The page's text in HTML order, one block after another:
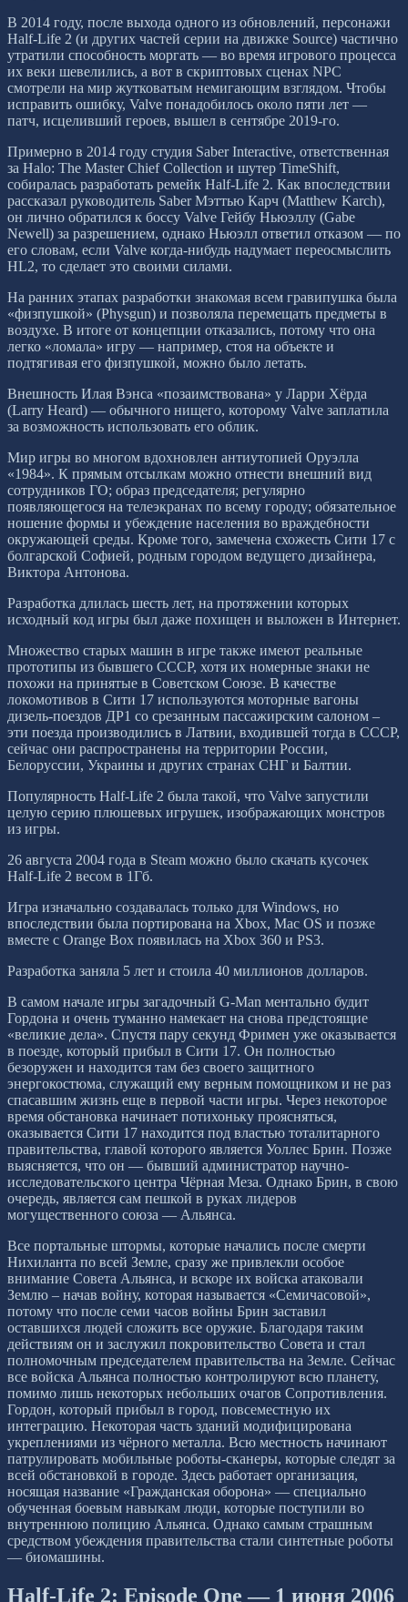
В 2014 году, после выхода одного из обновлений, персонажи
Half-Life 2 (и других частей серии на движке Source) частично
утратили способность моргать — во время игрового процесса
их веки шевелились, а вот в скриптовых сценах NPC
смотрели на мир жутковатым немигающим взглядом. Чтобы
исправить ошибку, Valve понадобилось около пяти лет —
патч, исцеливший героев, вышел в сентябре 2019-го.
Примерно в 2014 году студия Saber Interactive, ответственная
за Halo: The Master Chief Collection и шутер TimeShift,
собиралась разработать ремейк Half-Life 2. Как впоследствии
рассказал руководитель Saber Мэттью Карч (Matthew Karch),
он лично обратился к боссу Valve Гейбу Ньюэллу (Gabe
Newell) за разрешением, однако Ньюэлл ответил отказом — по
его словам, если Valve когда-нибудь надумает переосмыслить
HL2, то сделает это своими силами.
На ранних этапах разработки знакомая всем гравипушка была
«физпушкой» (Physgun) и позволяла перемещать предметы в
воздухе. В итоге от концепции отказались, потому что она
легко «ломала» игру — например, стоя на объекте и
подтягивая его физпушкой, можно было летать.
Внешность Илая Вэнса «позаимствована» у Ларри Хёрда
(Larry Heard) — обычного нищего, которому Valve заплатила
за возможность использовать его облик.
Мир игры во многом вдохновлен антиутопией Оруэлла
«1984». К прямым отсылкам можно отнести внешний вид
сотрудников ГО; образ председателя; регулярно
появляющегося на телеэкранах по всему городу; обязательное
ношение формы и убеждение населения во враждебности
окружающей среды. Кроме того, замечена схожесть Сити 17 с
болгарской Софией, родным городом ведущего дизайнера,
Виктора Антонова.
Разработка длилась шесть лет, на протяжении которых
исходный код игры был даже похищен и выложен в Интернет.
Множество старых машин в игре также имеют реальные
прототипы из бывшего СССР, хотя их номерные знаки не
похожи на принятые в Советском Союзе. В качестве
локомотивов в Сити 17 используются моторные вагоны
дизель-поездов ДР1 со срезанным пассажирским салоном –
эти поезда производились в Латвии, входившей тогда в СССР,
сейчас они распространены на территории России,
Белоруссии, Украины и других странах СНГ и Балтии.
Популярность Half-Life 2 была такой, что Valve запустили
целую серию плюшевых игрушек, изображающих монстров
из игры.
26 августа 2004 года в Steam можно было скачать кусочек
Half-Life 2 весом в 1Гб.
Игра изначально создавалась только для Windows, но
впоследствии была портирована на Xbox, Mac OS и позже
вместе с Orange Box появилась на Xbox 360 и PS3.
Разработка заняла 5 лет и стоила 40 миллионов долларов.
В самом начале игры загадочный G-Man ментально будит
Гордона и очень туманно намекает на снова предстоящие
«великие дела». Спустя пару секунд Фримен уже оказывается
в поезде, который прибыл в Сити 17. Он полностью
безоружен и находится там без своего защитного
энергокостюма, служащий ему верным помощником и не раз
спасавшим жизнь еще в первой части игры. Через некоторое
время обстановка начинает потихоньку проясняться,
оказывается Сити 17 находится под властью тоталитарного
правительства, главой которого является Уоллес Брин. Позже
выясняется, что он — бывший администратор научно-
исследовательского центра Чёрная Меза. Однако Брин, в свою
очередь, является сам пешкой в руках лидеров
могущественного союза — Альянса.
Все портальные штормы, которые начались после смерти
Нихиланта по всей Земле, сразу же привлекли особое
внимание Совета Альянса, и вскоре их войска атаковали
Землю – начав войну, которая называется «Семичасовой»,
потому что после семи часов войны Брин заставил
оставшихся людей сложить все оружие. Благодаря таким
действиям он и заслужил покровительство Совета и стал
полномочным председателем правительства на Земле. Сейчас
все войска Альянса полностью контролируют всю планету,
помимо лишь некоторых небольших очагов Сопротивления.
Гордон, который прибыл в город, повсеместную их
интеграцию. Некоторая часть зданий модифицирована
укреплениями из чёрного металла. Всю местность начинают
патрулировать мобильные роботы-сканеры, которые следят за
всей обстановкой в городе. Здесь работает организация,
носящая название «Гражданская оборона» — специально
обученная боевым навыкам люди, которые поступили во
внутреннюю полицию Альянса. Однако самым страшным
средством убеждения правительства стали синтетные роботы
— биомашины.
Half-Life 2: Episode One — 1 июня 2006